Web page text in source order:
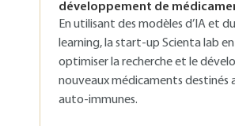
développement de
En utilisant des modèles d’IA et
learning, la start-up Scienta lab
optimiser la recherche et le
nouveaux médicaments destinés
auto-immunes.